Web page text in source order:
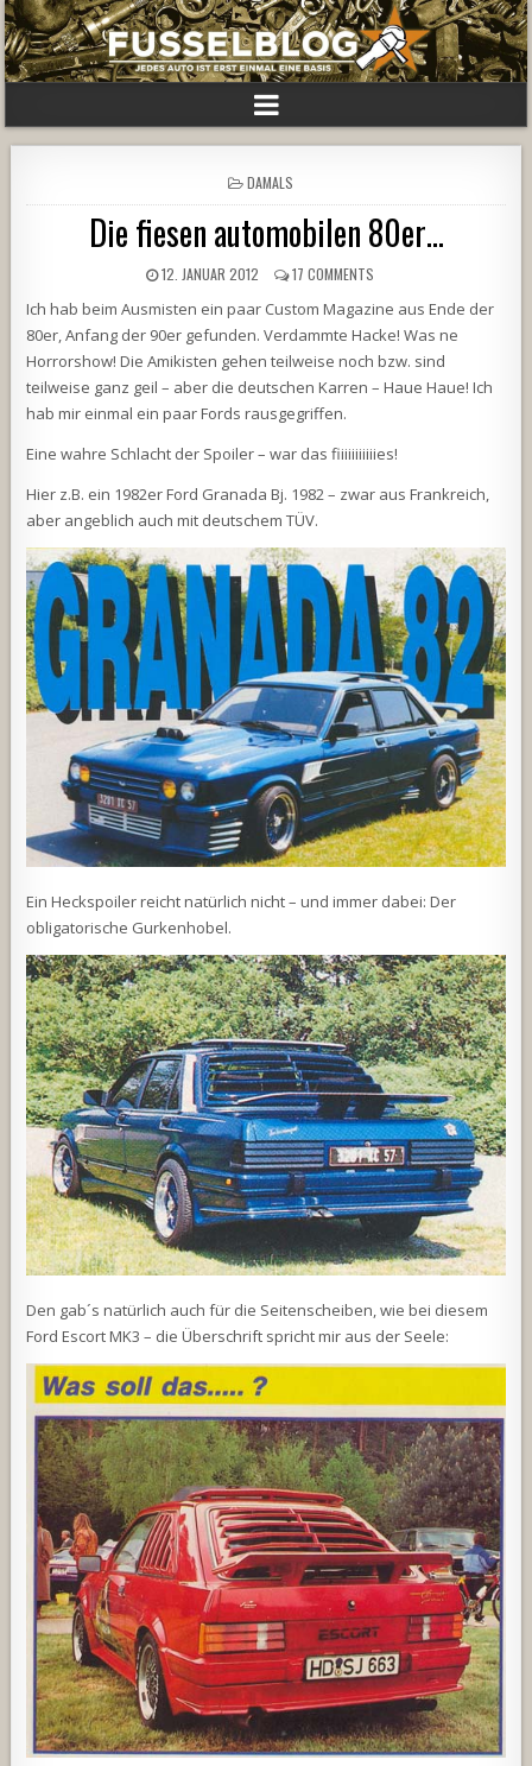
POSTED
IN
DAMALS
Die fiesen automobilen 80er…
12. JANUAR 2012 17 COMMENTS
Ich hab beim Ausmisten ein paar Custom Magazine aus Ende der
80er, Anfang der 90er gefunden. Verdammte Hacke! Was ne
Horrorshow! Die Amikisten gehen teilweise noch bzw. sind
teilweise ganz geil – aber die deutschen Karren – Haue Haue! Ich
hab mir einmal ein paar Fords rausgegriffen.
Eine wahre Schlacht der Spoiler – war das fiiiiiiiiiiies!
Hier z.B. ein 1982er Ford Granada Bj. 1982 – zwar aus Frankreich,
aber angeblich auch mit deutschem TÜV.
Ein Heckspoiler reicht natürlich nicht – und immer dabei: Der
obligatorische Gurkenhobel.
Den gab´s natürlich auch für die Seitenscheiben, wie bei diesem
Ford Escort MK3 – die Überschrift spricht mir aus der Seele: